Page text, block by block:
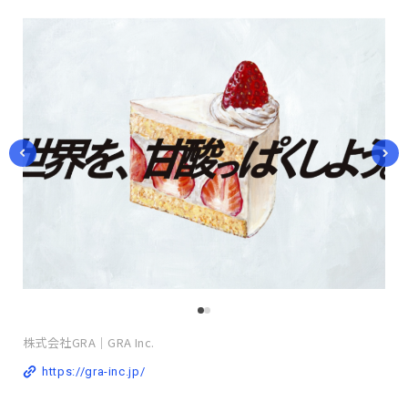
株式会社GRA｜GRA Inc.
https://gra-inc.jp/